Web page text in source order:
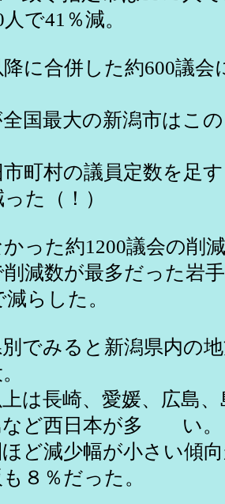
で41％減。
降に合併した約600議
最大の新潟市はこの
町村の議員定数を足
た（！）
った約1200議会の削
数が最多だった岩手
らした。
別でみると新潟県内の
長崎、愛媛、広島、
など西日本が多 い。
減少幅が小さい傾向
８％だった。